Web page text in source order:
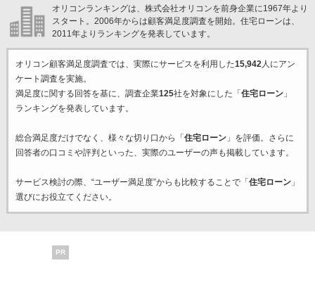
オリコンランキングは、株式会社オリコンを前身企業に1967年より
スタート。2006年からは顧客満足度調査を開始。住宅ローンは、
2011年よりランキングを発表しています。
オリコン顧客満足度調査では、実際にサービスを利用した15,942人にアン
ケート調査を実施。
満足度に関する回答を基に、調査企業125社を対象にした「 住宅ローン」
ランキングを発表しています。
総合満足度だけでなく、様々な切り口から「 住宅ローン」を評価。さらに
回答者の口コミや評判といった、実際のユーザーの声も掲載しています。
サービス検討の際、“ユーザー満足度”からも比較することで「 住宅ローン」
選びにお役立てください。
PR